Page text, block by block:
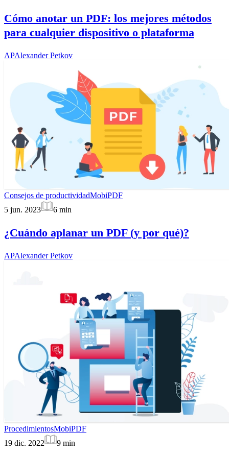
Cómo anotar un PDF: los mejores métodos
para cualquier dispositivo o plataforma
APAlexander Petkov
Consejos de productividadMobiPDF
5 jun. 2023
6 min
¿Cuándo aplanar un PDF (y por qué)?
APAlexander Petkov
ProcedimientosMobiPDF
19 dic. 2022
9 min